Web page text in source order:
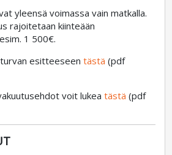
yleensä voimassa vain matkalla.
rajoitetaan kiinteään
1 500€.
esitteeseentästä (pdf
voit lukeatästä (pdf